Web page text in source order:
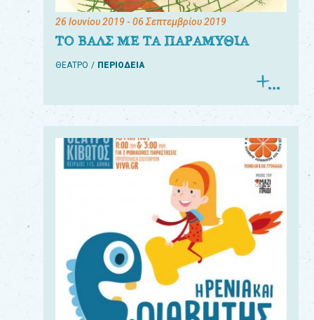
26 Ιουνίου 2019- 06 Σεπτεμβρίου 2019
ΤΟ ΒΑΛΣ ΜΕ ΤΑ ΠΑΡΑΜΥΘΙΑ
ΘΕΑΤΡΟ ΠΕΡΙΟΔΕΙΑ